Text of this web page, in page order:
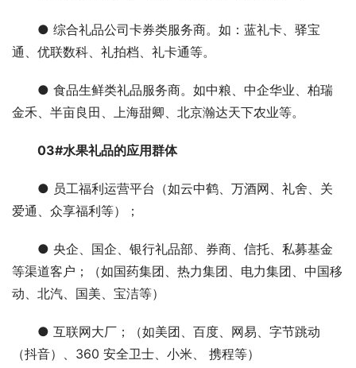
● 综合礼品公司卡券类服务商。如：蓝礼卡、驿宝
通、优联数科、礼拍档、礼卡通等。
● 食品生鲜类礼品服务商。如中粮、中企华业、柏瑞
金禾、半亩良田、上海甜卿、北京瀚达天下农业等。
03#水果礼品的应用群体
● 员工福利运营平台（如云中鹤、万酒网、礼舍、关
爱通、众享福利等）；
● 央企、国企、银行礼品部、券商、信托、私募基金
等渠道客户；（如国药集团、热力集团、电力集团、中国移
动、北汽、国美、宝洁等）
● 互联网大厂；（如美团、百度、网易、字节跳动
（抖音）、360 安全卫士、小米、 携程等）